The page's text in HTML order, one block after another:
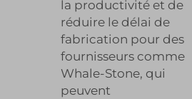
la productivité et de
réduire le délai de
fabrication pour des
fournisseurs comme
Whale-Stone, qui
peuvent